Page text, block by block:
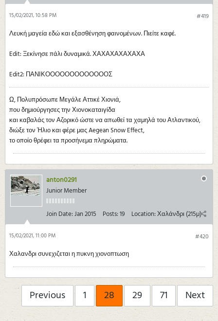
#419
15/02/2021, 10:58 PM
Λευκή μαγεία εδώ και εξασθένηση φαινομένων. Πιείτε καφέ.
Edit: Ξεκίνησε πάλι δυναμικά. ΧΑΧΑΧΑΧΑΧΑΧΑ
Edit2: ΠΑΝΙΚΟΟΟΟΟΟΟΟΟΟΟΟΟΣ
Ω, Πολυπρόσωπε Μεγάλε Αττικέ Χιονιά,
που δημιούργησες την Χιονοκαταιγίδα
και καβαλάς τον Αζορικό ώστε να απωθεί τα χαμηλά του Ατλαντικού,
διώξε τον Ήλιο και φέρε μας Aegean Snow Effect,
το οποίο θρέφει τα προσήνεμα πληρώματα.
anton0291
Junior Member
Join Date:Jan 2015 Posts:19 Location:Χαλάνδρι (215μ)
#420
15/02/2021, 11:00 PM
Χαλανδρι συνεχιζεται η πυκνη χιονοπτωση
Previous 1 28 29 71 Next